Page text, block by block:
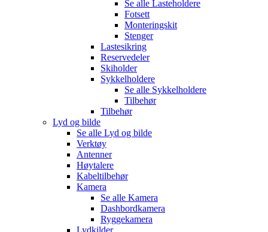
Se alle Lasteholdere
Fotsett
Monteringskit
Stenger
Lastesikring
Reservedeler
Skiholder
Sykkelholdere
Se alle Sykkelholdere
Tilbehør
Tilbehør
Lyd og bilde
Se alle Lyd og bilde
Verktøy
Antenner
Høytalere
Kabeltilbehør
Kamera
Se alle Kamera
Dashbordkamera
Ryggekamera
Lydkilder